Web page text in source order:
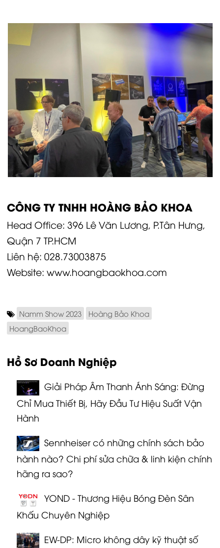
CÔNG TY TNHH HOÀNG BẢO KHOA
Head Office: 396 Lê Văn Lương, P.Tân Hưng,
Quận 7 TP.HCM
Liên hệ: 028.73003875
Website: www.hoangbaokhoa.com
Namm Show 2023
Hoàng Bảo Khoa
HoangBaoKhoa
Hồ Sơ Doanh Nghiệp
Giải Pháp Âm Thanh Ánh Sáng: Đừng
Chỉ Mua Thiết Bị, Hãy Đầu Tư Hiệu Suất Vận
Hành
Sennheiser có những chính sách bảo
hành nào? Chi phí sửa chữa & linh kiện chính
hãng ra sao?
YOND - Thương Hiệu Bóng Đèn Sân
Khấu Chuyên Nghiệp
EW-DP: Micro không dây kỹ thuật số